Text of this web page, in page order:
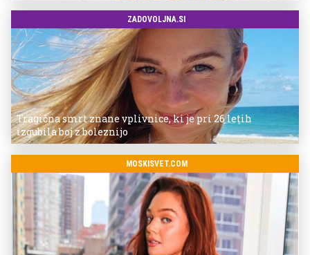
ZADOVOLJNA.SI
Tragična smrt znane vplivnice, ki je pri 26 letih
izgubila boj z boleznijo
MOSKISVET.COM